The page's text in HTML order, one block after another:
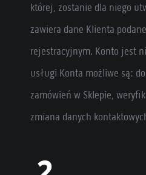
której, zostanie dla niego
zawiera dane Klienta
rejestracyjnym. Konto jest
usługi Konta możliwe są:
zamówień w Sklepie,
zmiana danych